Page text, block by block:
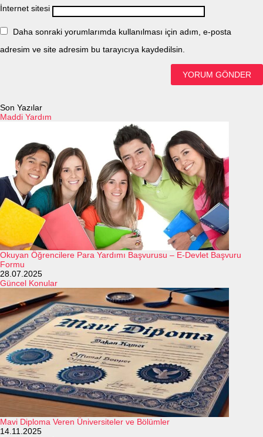
İnternet sitesi
Daha sonraki yorumlarımda kullanılması için adım, e-posta
adresim ve site adresim bu tarayıcıya kaydedilsin.
Son Yazılar
Maddi Yardım
Okuyan Öğrencilere Para Yardımı Başvurusu – E-Devlet Başvuru
Formu
28.07.2025
Güncel Konular
Mavi Diploma Veren Üniversiteler ve Bölümler
14.11.2025